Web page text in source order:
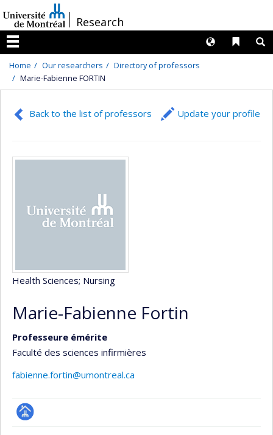
au
contenu
/Research
Menu
Liens
Langues
Home Our researchers
Directory of professors
Marie-Fabienne FORTIN
Back to the list of professors Update your profile
Health Sciences; Nursing
Marie-Fabienne Fortin
Professeure émérite
Faculté des sciences infirmières
fabienne.fortin@umontreal.ca
Page